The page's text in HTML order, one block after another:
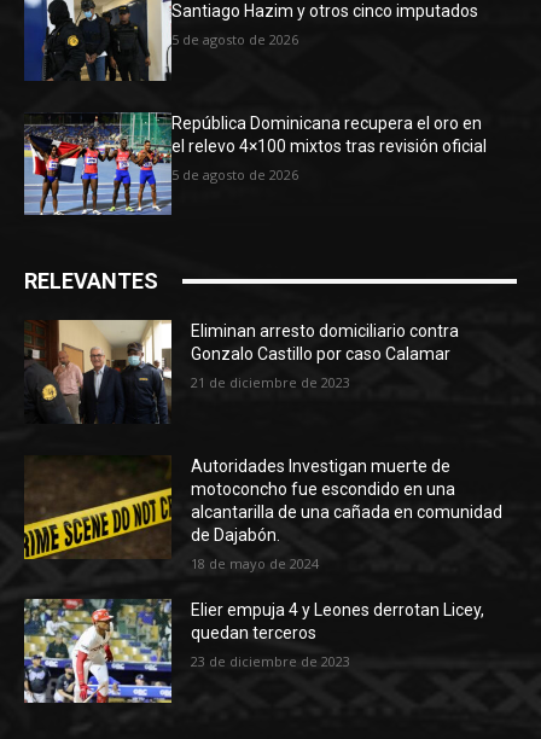
Santiago Hazim y otros cinco imputados
5 de agosto de 2026
República Dominicana recupera el oro en
el relevo 4×100 mixtos tras revisión oficial
5 de agosto de 2026
RELEVANTES
Eliminan arresto domiciliario contra
Gonzalo Castillo por caso Calamar
21 de diciembre de 2023
Autoridades Investigan muerte de
motoconcho fue escondido en una
alcantarilla de una cañada en comunidad
de Dajabón.
18 de mayo de 2024
Elier empuja 4 y Leones derrotan Licey,
quedan terceros
23 de diciembre de 2023